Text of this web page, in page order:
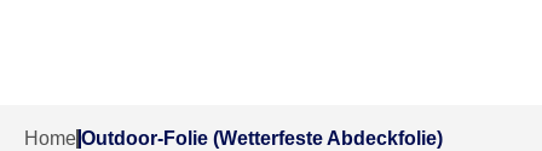
Home Outdoor-Folie (Wetterfeste Abdeckfolie)